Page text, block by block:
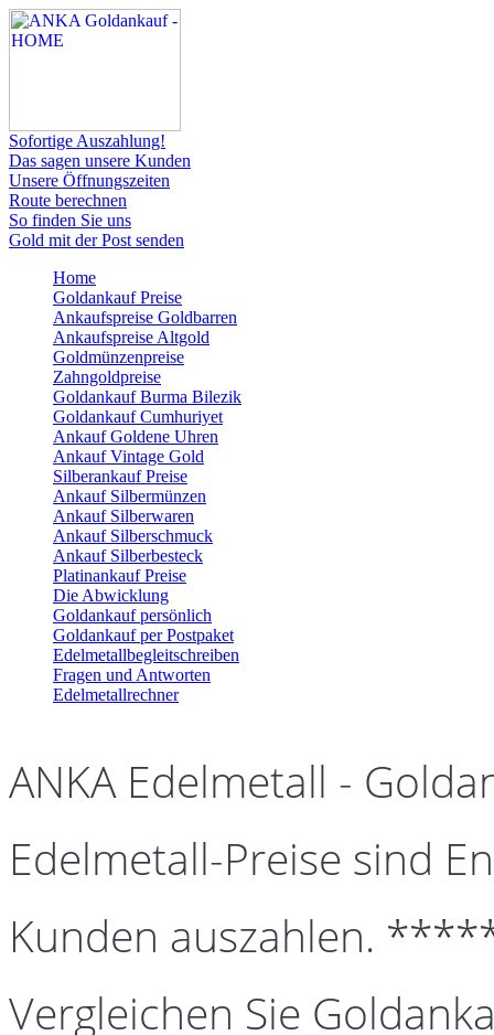
Sofortige Auszahlung!
Das sagen unsere Kunden
Unsere Öffnungszeiten
Route berechnen
So finden Sie uns
Gold mit der Post senden
Home
Goldankauf Preise
Ankaufspreise Goldbarren
Ankaufspreise Altgold
Goldmünzenpreise
Zahngoldpreise
Goldankauf Burma Bilezik
Goldankauf Cumhuriyet
Ankauf Goldene Uhren
Ankauf Vintage Gold
Silberankauf Preise
Ankauf Silbermünzen
Ankauf Silberwaren
Ankauf Silberschmuck
Ankauf Silberbesteck
Platinankauf Preise
Die Abwicklung
Goldankauf persönlich
Goldankauf per Postpaket
Edelmetallbegleitschreiben
Fragen und Antworten
Edelmetallrechner
ANKA Edelmetall -
Edelmetall-Preise sind
Kunden auszahlen.
Vergleichen Sie